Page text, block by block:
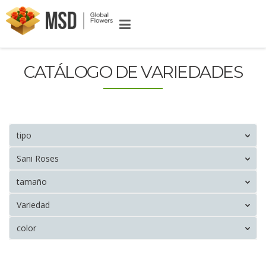
CATÁLOGO DE VARIEDADES
tipo
Sani Roses
tamaño
Variedad
color